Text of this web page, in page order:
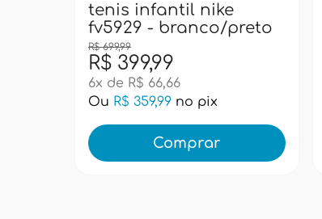
tenis infantil nike
fv5929 - branco/preto
R$ 399,99
R$ 699,99
6x de R$ 66,66
Ou R$ 359,99 no pix
Comprar